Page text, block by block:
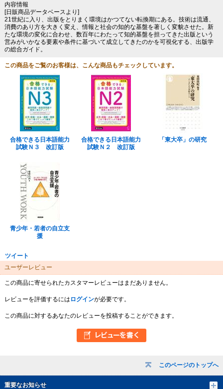
このページのトップへ
重要なお知らせ
内容情報
[日販商品データベースより]
21世紀に入り、出版をとりまく環境はかつてない転換期にある。技術は流通、
消費のあり方を大きく変え、情報と社会の知的な基盤を著しく変貌させた。新
たな環境の変化に合わせ、数百年にわたって知的基盤を担ってきた出版という
営みがいかなる要素や条件に基づいて成立してきたのかを可視化する、出版学
の総合ガイド。
この商品をご覧のお客様は、こんな商品もチェックしています。
合格できる日本語能力
試験Ｎ３ 改訂版
合格できる日本語能力
試験Ｎ２ 改訂版
「東大卒」の研究
青少年・若者の自立支
援
ツイート
ユーザーレビュー
この商品に寄せられたカスタマーレビューはまだありません。
レビューを評価するには ログインが必要です。
この商品に対するあなたのレビューを投稿することができます。